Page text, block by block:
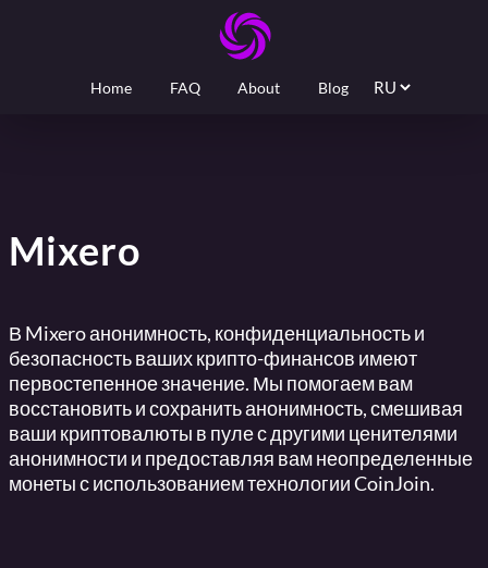
Home FAQ About Blog
Mixero
В Mixero анонимность, конфиденциальность и
безопасность ваших крипто-финансов имеют
первостепенное значение. Мы помогаем вам
восстановить и сохранить анонимность, смешивая
ваши криптовалюты в пуле с другими ценителями
анонимности и предоставляя вам неопределенные
монеты с использованием технологии CoinJoin.